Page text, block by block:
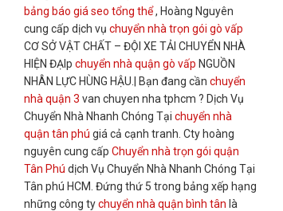
bảng báo giá seo tổng thể, Hoàng Nguyên
cung cấp dịch vụchuyển nhà trọn gói gò vấp
CƠ SỞ VẬT CHẤT – ĐỘI XE TẢI CHUYỂN NHÀ
HIỆN ĐẠIpchuyển nhà quận gò vấp NGUỒN
NHÂN LỰC HÙNG HẬU.| Bạn đang cầnchuyển
nhà quận 3 van chuyen nha tphcm ? Dịch Vụ
Chuyển Nhà Nhanh Chóng Tạichuyển nhà
quận tân phú giá cả cạnh tranh. Cty hoàng
nguyên cung cấpChuyển nhà trọn gói quận
Tân Phú dịch Vụ Chuyển Nhà Nhanh Chóng Tại
Tân phú HCM. Đứng thứ 5 trong bảng xếp hạng
những công tychuyển nhà quận bình tân là